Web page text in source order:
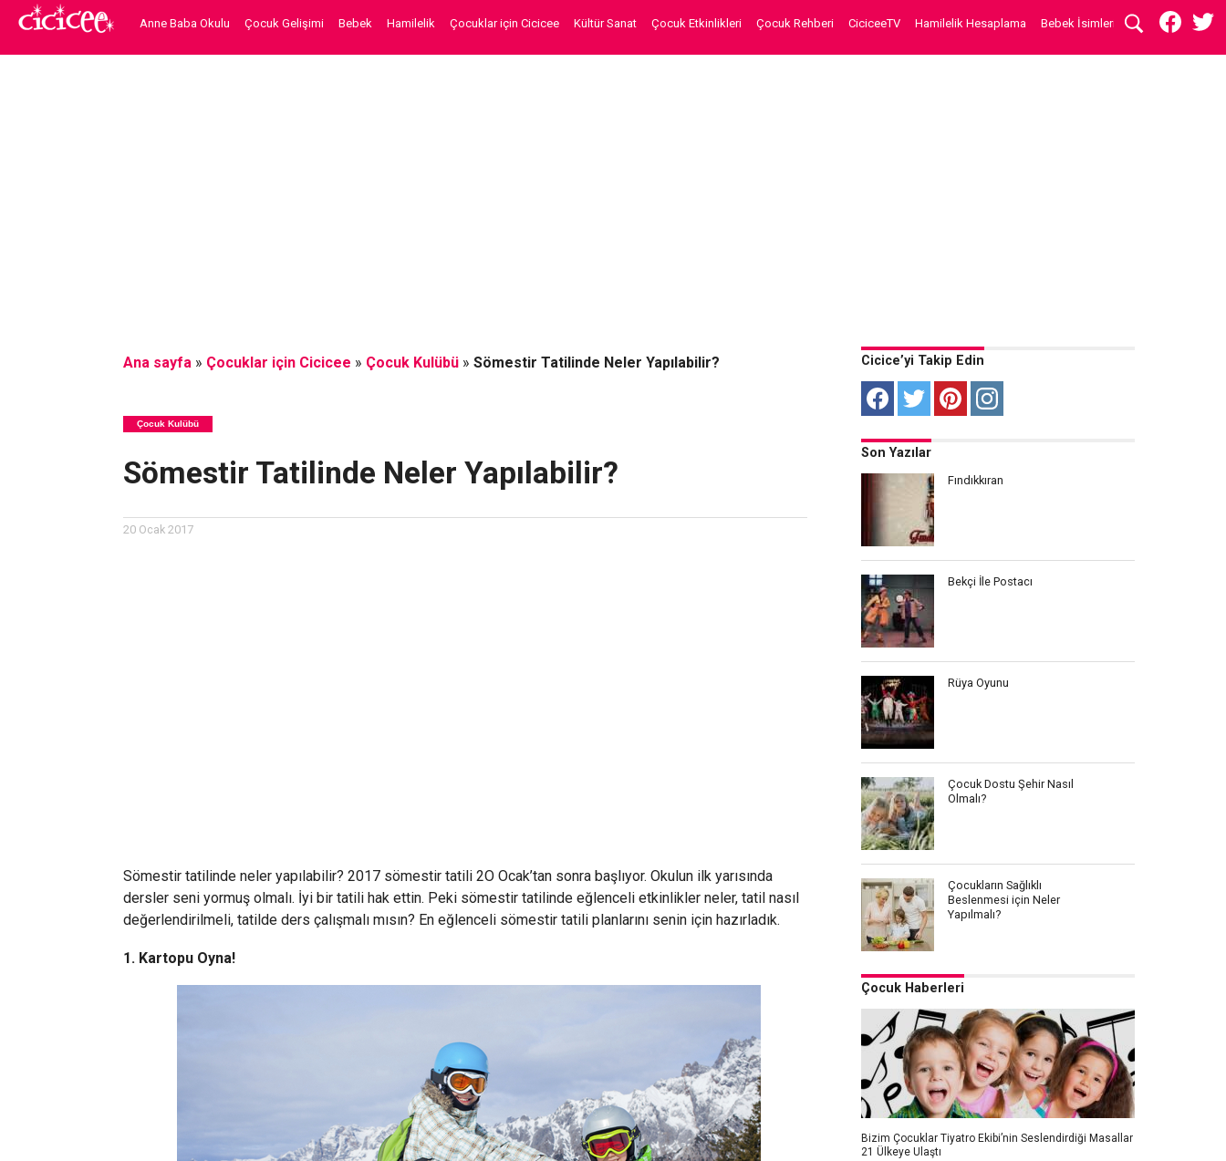
Anne Baba Okulu Çocuk Gelişimi Bebek Hamilelik Çocuklar için Cicicee Kültür Sanat Çocuk Etkinlikleri Çocuk Rehberi CiciceeTV Hamilelik Hesaplama Bebek İsimleri
Ana sayfa» Çocuklar için Cicicee » Çocuk Kulübü» Sömestir Tatilinde Neler Yapılabilir?
Çocuk Kulübü
Sömestir Tatilinde Neler Yapılabilir?
20 Ocak 2017
Sömestir tatilinde neler yapılabilir? 2017 sömestir tatili 2O Ocak’tan sonra başlıyor. Okulun ilk yarısında
dersler seni yormuş olmalı. İyi bir tatili hak ettin. Peki sömestir tatilinde eğlenceli etkinlikler neler, tatil nasıl
değerlendirilmeli, tatilde ders çalışmalı mısın? En eğlenceli sömestir tatili planlarını senin için hazırladık.
1. Kartopu Oyna!
Cicice’yi Takip Edin
Son Yazılar
Fındıkkıran
Bekçi İle Postacı
Rüya Oyunu
Çocuk Dostu Şehir Nasıl
Olmalı?
Çocukların Sağlıklı
Beslenmesi için Neler
Yapılmalı?
Çocuk Haberleri
Bizim Çocuklar Tiyatro Ekibi’nin Seslendirdiği Masallar
21 Ülkeye Ulaştı